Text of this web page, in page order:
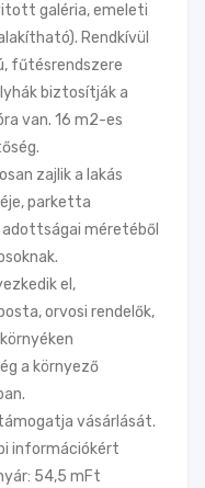
galéria, emeleti
Rendkívül
fűtésrendszere
biztosítják a
van. 16 m2-es
zajlik a lakás
parketta
adottságai méretéből
el,
orvosi rendelők,
a környező
vásárlását.
információkért
54,5 mFt